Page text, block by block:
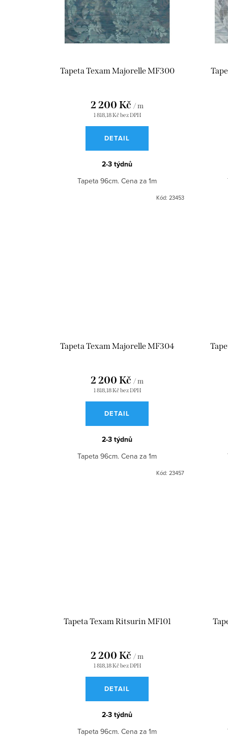
Tapeta Texam Majorelle MF300
1 818,18 Kč bez DPH
2 200 Kč / m
DETAIL
2-3 týdnů
Tapeta 96cm. Cena za 1m
Kód: 23453
Tapeta Texam Majorelle MF304
1 818,18 Kč bez DPH
2 200 Kč/ m
DETAIL
2-3 týdnů
Tapeta 96cm. Cena za 1m
Kód: 23457
Tapeta Texam Ritsurin MF101
1 818,18 Kč bez DPH
2 200 Kč/ m
DETAIL
2-3 týdnů
Tapeta 96cm. Cena za 1m